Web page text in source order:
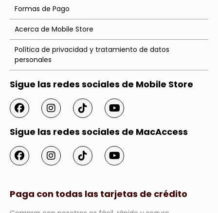
Formas de Pago
Acerca de Mobile Store
Política de privacidad y tratamiento de datos
personales
Sigue las redes sociales de Mobile Store
Sigue las redes sociales de MacAccess
Paga con todas las tarjetas de crédito